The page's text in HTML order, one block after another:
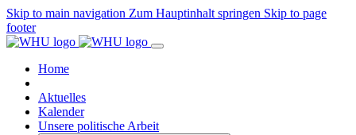
Skip to main navigation Zum Hauptinhalt springen Skip to page
footer
Home
Aktuelles
Kalender
Unsere politische Arbeit